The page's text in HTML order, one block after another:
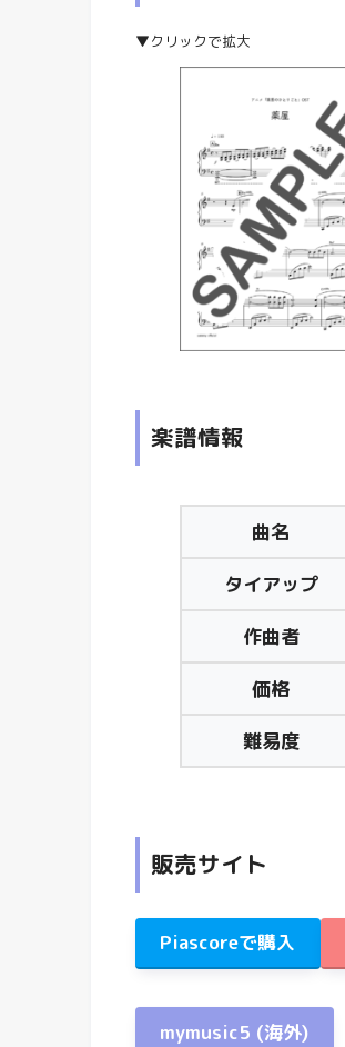
▼クリックで拡大
楽譜情報
曲名
タイアップ
作曲者
価格
難易度
販売サイト
Piascoreで購入
mymusic5 (海外)